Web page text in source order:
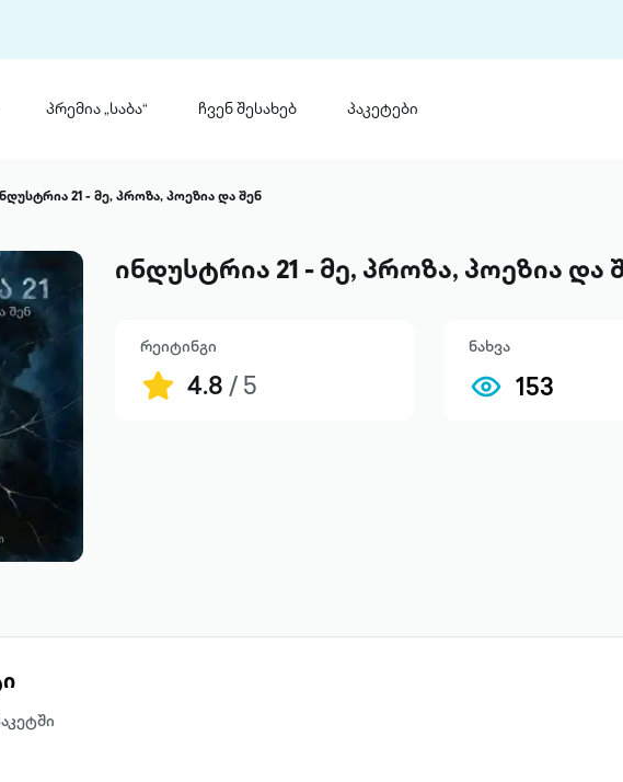
პრემია „საბა“
ლიტერატურული პრემია „საბა“
წესდება
საკონკურსო განაცხადი
ჩვენ შესახებ პაკეტები
21 - მე, პროზა, პოეზია და შენ
ინდუსტრია 21 - მე, პროზა, პოეზია და
რეიტინგი
4.8/ 5
ნახვა
153